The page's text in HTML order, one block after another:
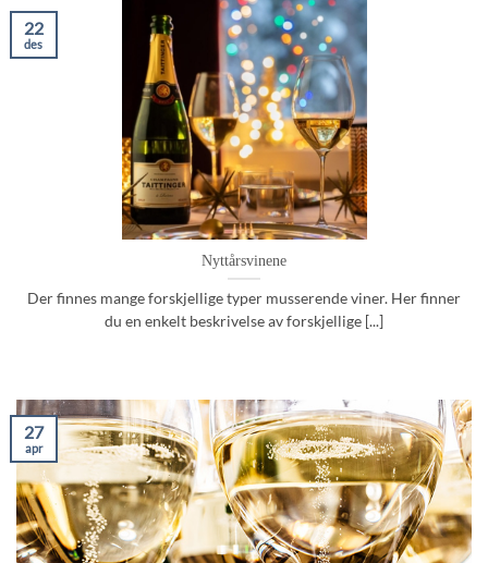
Nyttårsvinene
Der finnes mange forskjellige typer musserende viner. Her finner
du en enkelt beskrivelse av forskjellige [...]
22
des
27
apr